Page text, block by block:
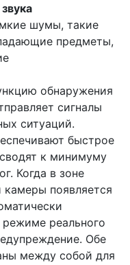
шумы, такие
предметы,
обнаружения
сигналы
ситуаций.
быстрое
к минимуму
Когда в зоне
появляется
реального
Обе
между собой для